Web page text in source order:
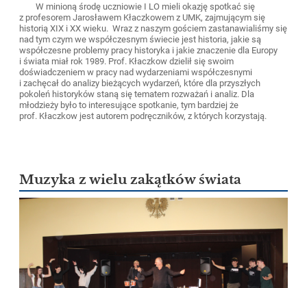
W minioną środę uczniowie I LO mieli okazję spotkać się
z profesorem Jarosławem Kłaczkowem z UMK, zajmującym się
historią XIX i XX wieku. Wraz z naszym gościem zastanawialiśmy się
nad tym czym we współczesnym świecie jest historia, jakie są
współczesne problemy pracy historyka i jakie znaczenie dla Europy
i świata miał rok 1989. Prof. Kłaczkow dzielił się swoim
doświadczeniem w pracy nad wydarzeniami współczesnymi
i zachęcał do analizy bieżących wydarzeń, które dla przyszłych
pokoleń historyków staną się tematem rozważań i analiz. Dla
młodzieży było to interesujące spotkanie, tym bardziej że
prof. Kłaczkow jest autorem podręczników, z których korzystają.
Muzyka z wielu zakątków świata